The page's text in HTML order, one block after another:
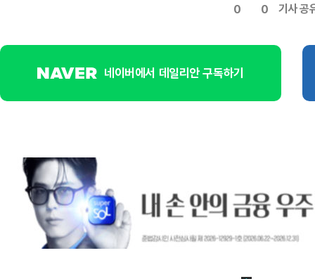
0 0 기사 공
네이버에서 데일리안 구독하기